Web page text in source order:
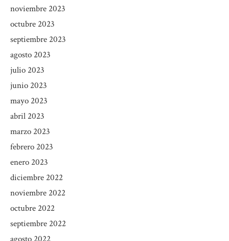
noviembre 2023
octubre 2023
septiembre 2023
agosto 2023
julio 2023
junio 2023
mayo 2023
abril 2023
marzo 2023
febrero 2023
enero 2023
diciembre 2022
noviembre 2022
octubre 2022
septiembre 2022